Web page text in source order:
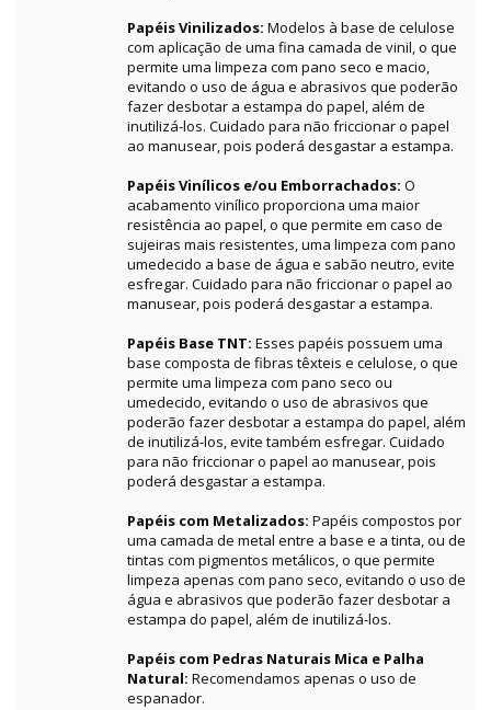
Papéis Vinilizados: Modelos à base de celulose
com aplicação de uma fina camada de vinil, o que
permite uma limpeza com pano seco e macio,
evitando o uso de água e abrasivos que poderão
fazer desbotar a estampa do papel, além de
inutilizá-los. Cuidado para não friccionar o papel
ao manusear, pois poderá desgastar a estampa.
Papéis Vinílicos e/ou Emborrachados: O
acabamento vinílico proporciona uma maior
resistência ao papel, o que permite em caso de
sujeiras mais resistentes, uma limpeza com pano
umedecido a base de água e sabão neutro, evite
esfregar. Cuidado para não friccionar o papel ao
manusear, pois poderá desgastar a estampa.
Papéis Base TNT: Esses papéis possuem uma
base composta de fibras têxteis e celulose, o que
permite uma limpeza com pano seco ou
umedecido, evitando o uso de abrasivos que
poderão fazer desbotar a estampa do papel, além
de inutilizá-los, evite também esfregar. Cuidado
para não friccionar o papel ao manusear, pois
poderá desgastar a estampa.
Papéis com Metalizados: Papéis compostos por
uma camada de metal entre a base e a tinta, ou de
tintas com pigmentos metálicos, o que permite
limpeza apenas com pano seco, evitando o uso de
água e abrasivos que poderão fazer desbotar a
estampa do papel, além de inutilizá-los.
Papéis com Pedras Naturais Mica e Palha
Natural: Recomendamos apenas o uso de
espanador.